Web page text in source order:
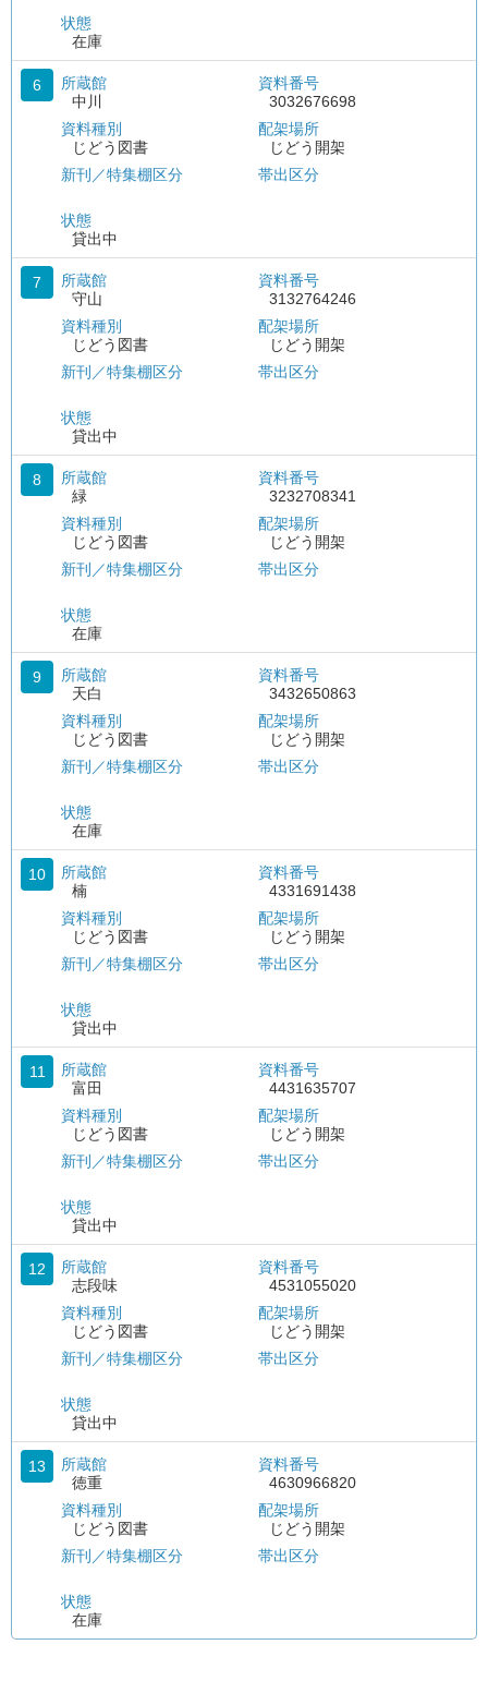
状態
在庫
6
所蔵館
中川
資料種別
じどう図書
新刊／特集棚区分
状態
貸出中
資料番号
3032676698
配架場所
じどう開架
帯出区分
7
所蔵館
守山
資料種別
じどう図書
新刊／特集棚区分
状態
貸出中
資料番号
3132764246
配架場所
じどう開架
帯出区分
8
所蔵館
緑
資料種別
じどう図書
新刊／特集棚区分
状態
在庫
資料番号
3232708341
配架場所
じどう開架
帯出区分
9
所蔵館
天白
資料種別
じどう図書
新刊／特集棚区分
状態
在庫
資料番号
3432650863
配架場所
じどう開架
帯出区分
10
所蔵館
楠
資料種別
じどう図書
新刊／特集棚区分
状態
貸出中
資料番号
4331691438
配架場所
じどう開架
帯出区分
11
所蔵館
富田
資料種別
じどう図書
新刊／特集棚区分
状態
貸出中
資料番号
4431635707
配架場所
じどう開架
帯出区分
12
所蔵館
志段味
資料種別
じどう図書
新刊／特集棚区分
状態
貸出中
資料番号
4531055020
配架場所
じどう開架
帯出区分
13
所蔵館
徳重
資料種別
じどう図書
新刊／特集棚区分
状態
在庫
資料番号
4630966820
配架場所
じどう開架
帯出区分